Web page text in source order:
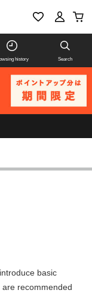
history Search
basic
recommended